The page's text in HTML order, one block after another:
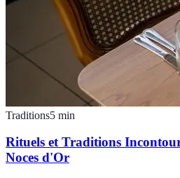
Traditions5 min
Rituels et Traditions
Noces d'Or